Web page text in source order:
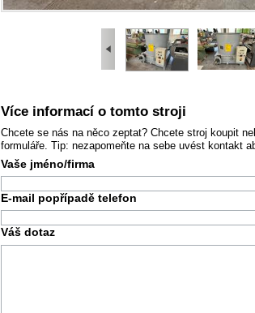
Více informací o tomto stroji
Chcete se nás na něco zeptat? Chcete stroj koupit
formuláře. Tip: nezapomeňte na sebe uvést kontakt
Vaše jméno/firma
E-mail popřípadě telefon
Váš dotaz